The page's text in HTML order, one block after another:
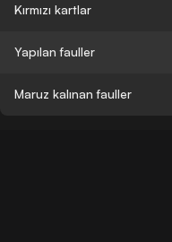
Kırmızı kartlar
Yapılan fauller
Maruz kalınan fauller